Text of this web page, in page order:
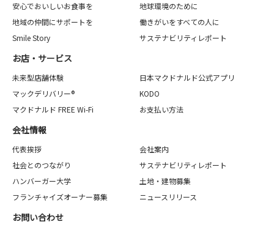
安心でおいしいお食事を
地球環境のために
地域の仲間にサポートを
働きがいをすべての人に
Smile Story
サステナビリティレポート
お店・サービス
未来型店舗体験
日本マクドナルド公式アプリ
マックデリバリー®
KODO
マクドナルド FREE Wi-Fi
お支払い方法
会社情報
代表挨拶
会社案内
社会とのつながり
サステナビリティレポート
ハンバーガー大学
土地・建物募集
フランチャイズオーナー募集
ニュースリリース
お問い合わせ